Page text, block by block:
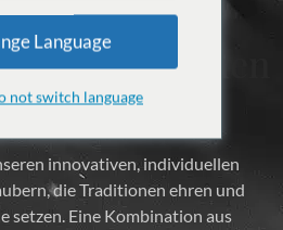
von neuen
innovativen, individuellen
die Traditionen ehren und
setzen. Eine Kombination aus
Language
not switch language